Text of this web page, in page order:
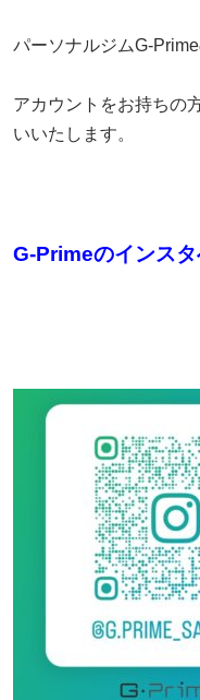
パーソナルジムG-
アカウントをお持ちの
いいたします。
G-Primeのインスタ